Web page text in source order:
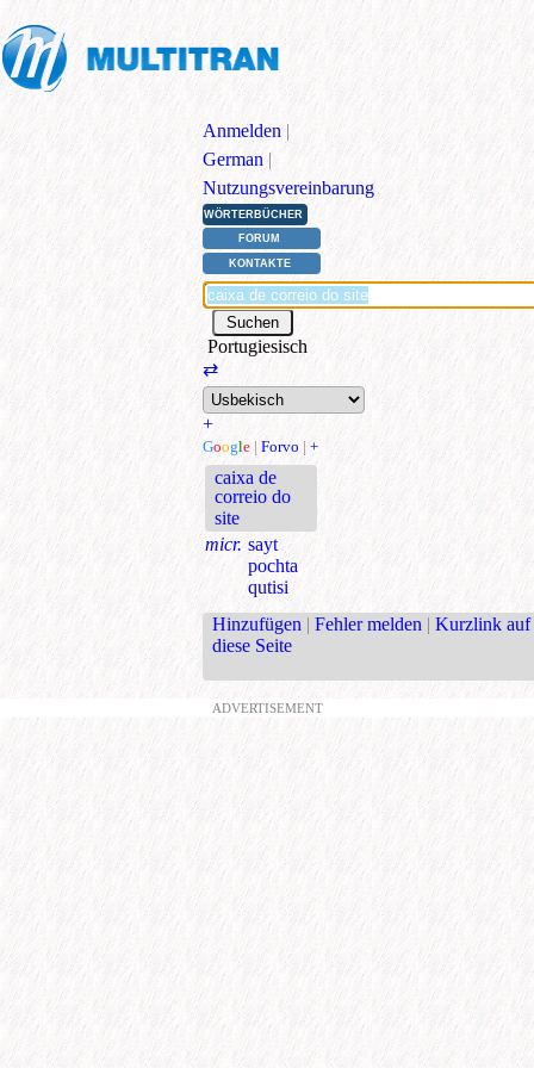
Anmelden |
German |
Nutzungsvereinbarung
WÖRTERBÜCHER
FORUM
KONTAKTE
Portugiesisch
⇄
+
Google | Forvo | +
caixa de
correio do
site
micr. sayt
pochta
qutisi
Hinzufügen | Fehler melden | Kurzlink auf
diese Seite
ADVERTISEMENT